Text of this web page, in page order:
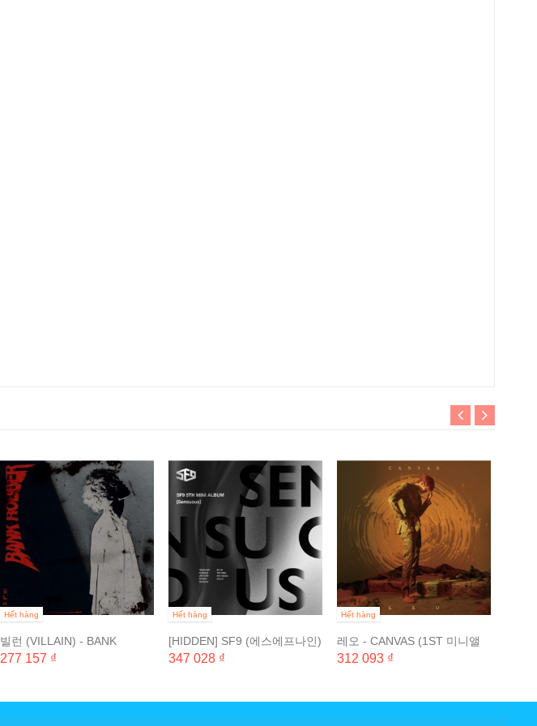
Hết hàng
빌런 (VILLAIN) - BANK
ROBBER (EP)
277 157 ₫
Hết hàng
[HIDDEN] SF9 (에스에프나인)
- SENSUOUS (5TH...
347 028 ₫
Hết hàng
레오 - CANVAS (1ST 미니앨
범)
312 093 ₫